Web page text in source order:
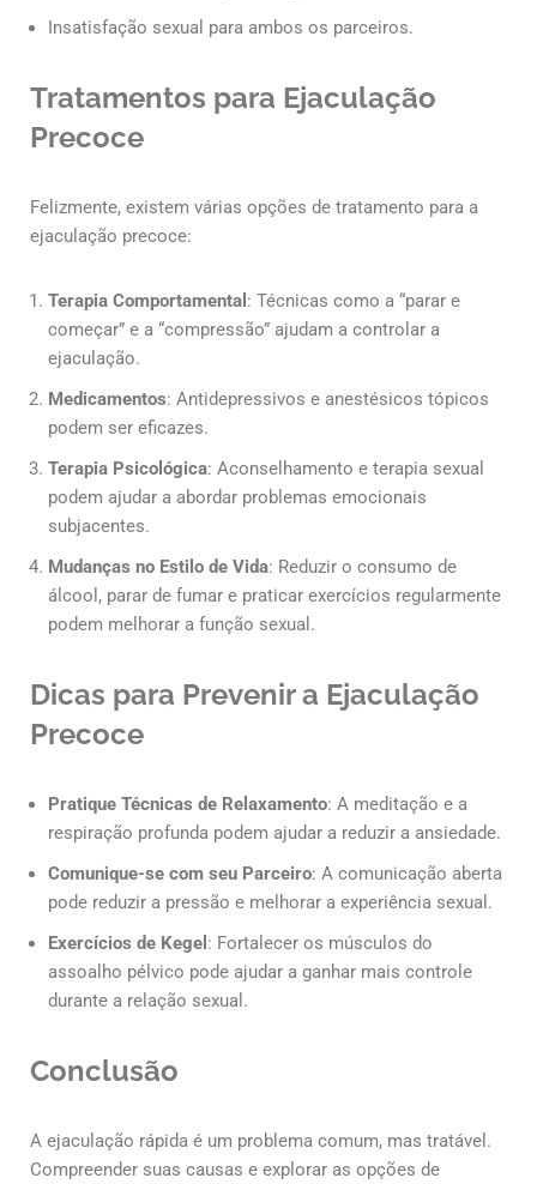
Insatisfação sexual para ambos os parceiros.
Tratamentos para Ejaculação
Precoce
Felizmente, existem várias opções de tratamento para a
ejaculação precoce:
Terapia Comportamental : Técnicas como a “parar e
começar” e a “compressão” ajudam a controlar a
ejaculação.
Medicamentos: Antidepressivos e anestésicos tópicos
podem ser eficazes.
Terapia Psicológica: Aconselhamento e terapia sexual
podem ajudar a abordar problemas emocionais
subjacentes.
Mudanças no Estilo de Vida: Reduzir o consumo de
álcool, parar de fumar e praticar exercícios regularmente
podem melhorar a função sexual.
Dicas para Prevenir a Ejaculação
Precoce
Pratique Técnicas de Relaxamento: A meditação e a
respiração profunda podem ajudar a reduzir a ansiedade.
Comunique-se com seu Parceiro: A comunicação aberta
pode reduzir a pressão e melhorar a experiência sexual.
Exercícios de Kegel : Fortalecer os músculos do
assoalho pélvico pode ajudar a ganhar mais controle
durante a relação sexual.
Conclusão
A ejaculação rápida é um problema comum, mas tratável.
Compreender suas causas e explorar as opções de